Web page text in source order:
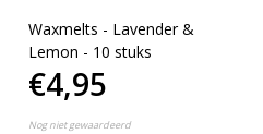
Waxmelts - Lavender &
Lemon - 10 stuks
€4,95
Nog niet gewaardeerd